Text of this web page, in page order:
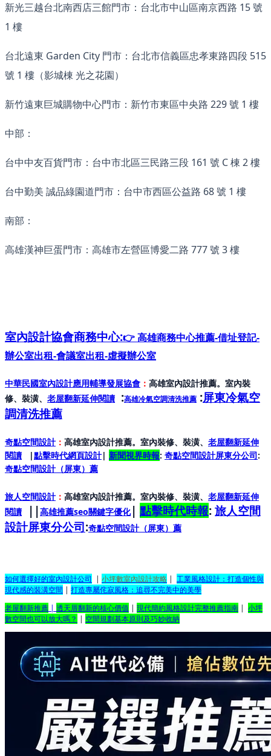
新光三越台北南西店三館門市：台北市中山區南京西路 15 號
1 樓
台北遠東 Garden City 門市：台北市信義區忠孝東路四段 515
號 1 樓（影城棟 光之花園）
新竹遠東巨城購物中心門市：新竹市東區中央路 229 號 1 樓
中部：
台中中友百貨門市：台中市北區三民路三段 161 號 C 棟 2 樓
台中勤美 誠品綠園道門市：台中市西區公益路 68 號 1 樓
南部：
高雄漢神巨蛋門市：高雄市左營區博愛二路 777 號 3 樓
室內設計協會商務中心:👉 高雄商務中心推薦-借址登記-
辦公室出租-會議室出租-虛擬辦公室
中華民國室內設計應用輔導發展協會 ： 高雄室內設計推薦。室內裝
修、裝潢、 老屋翻新延伸閱讀 :高雄冷氣空調清洗推薦 :屏東冷氣空
調清洗推薦
奇點空間設計： 高雄室內設計推薦。室內裝修、裝潢、 老屋翻新延伸
閱讀 |點擊時代網頁設計| 新聞視界時報: 奇點空間設計屏東分公司:
奇點空間設計（屏東） 薦
旅人空間設計： 高雄室內設計推薦。室內裝修、裝潢、 老屋翻新延伸
閱讀
||高雄推薦seo關鍵字優化| 點擊時代時報: 旅人空間
設計屏東分公司:奇點空間設計（屏東） 薦
如何選擇好的室內設計公司 | 小坪數室內設計攻略 | 工業風格設計：打造個性與
現代感的裝潢空間 | 打造專屬侘寂風格：追尋不完美中的美學
老屋翻新推薦 | 透天厝翻新的核心價值 | 現代簡約風格設計完整推薦指南 | 小坪
數空間也可以放大嗎？ | 空間規劃基本原則及巧妙收納